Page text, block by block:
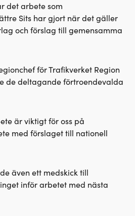
det arbete som
Sits har gjort när det gäller
och förslag till gemensamma
för Trafikverket Region
de deltagande förtroendevalda
är viktigt för oss på
med förslaget till nationell
även ett medskick till
inför arbetet med nästa